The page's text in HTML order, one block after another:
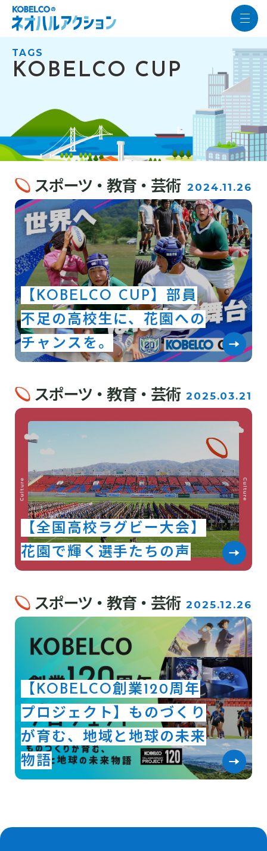
TAGS
KOBELCO CUP
スポーツ・教育・芸術 2024.11.26
【KOBELCO CUP】部員
不足の高校生に、花園への
チャンスを。
スポーツ・教育・芸術 2025.03.21
【全国高校ラグビー大会】
花園で輝く選手たちの声
スポーツ・教育・芸術 2025.12.26
【KOBELCO創業120周年
プロジェクト】ものづくり
が育む、地域と地球の未来
物語